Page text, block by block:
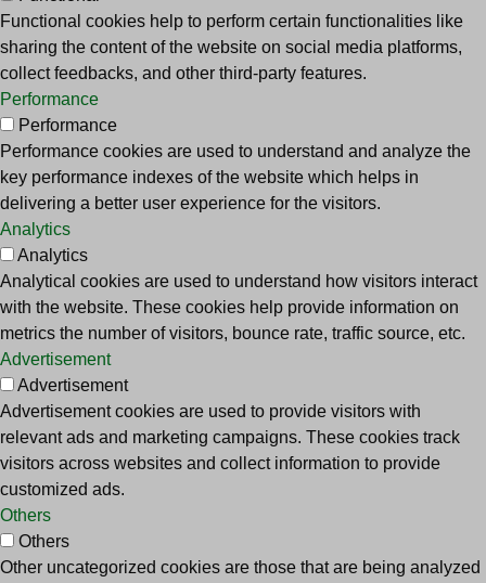
Functional cookies help to perform certain functionalities like
sharing the content of the website on social media platforms,
collect feedbacks, and other third-party features.
Performance
Performance
Performance cookies are used to understand and analyze the
key performance indexes of the website which helps in
delivering a better user experience for the visitors.
Analytics
Analytics
Analytical cookies are used to understand how visitors interact
with the website. These cookies help provide information on
metrics the number of visitors, bounce rate, traffic source, etc.
Advertisement
Advertisement
Advertisement cookies are used to provide visitors with
relevant ads and marketing campaigns. These cookies track
visitors across websites and collect information to provide
customized ads.
Others
Others
Other uncategorized cookies are those that are being analyzed